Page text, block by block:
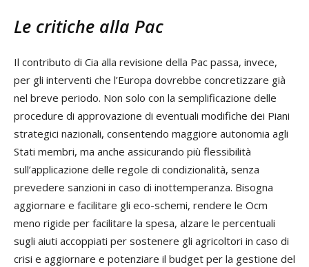
Le critiche alla Pac
Il contributo di Cia alla revisione della Pac passa, invece,
per gli interventi che l’Europa dovrebbe concretizzare già
nel breve periodo. Non solo con la semplificazione delle
procedure di approvazione di eventuali modifiche dei Piani
strategici nazionali, consentendo maggiore autonomia agli
Stati membri, ma anche assicurando più flessibilità
sull’applicazione delle regole di condizionalità, senza
prevedere sanzioni in caso di inottemperanza. Bisogna
aggiornare e facilitare gli eco-schemi, rendere le Ocm
meno rigide per facilitare la spesa, alzare le percentuali
sugli aiuti accoppiati per sostenere gli agricoltori in caso di
crisi e aggiornare e potenziare il budget per la gestione del